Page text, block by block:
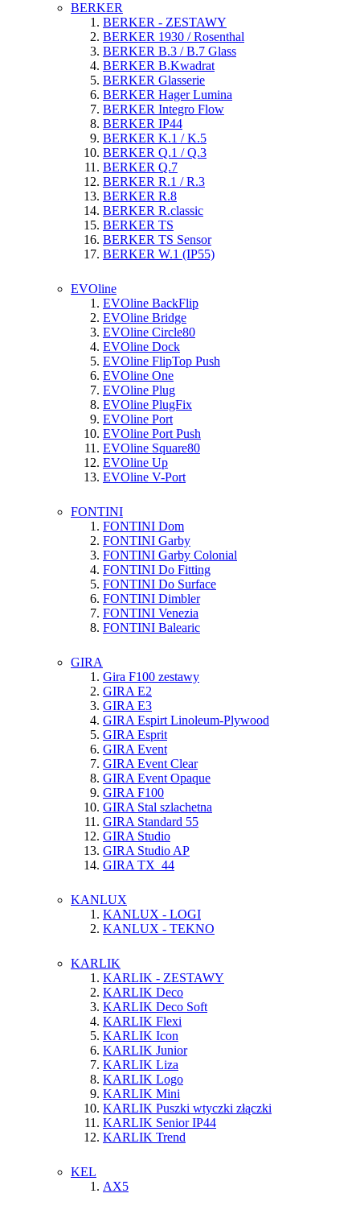
BERKER
BERKER - ZESTAWY
BERKER 1930 / Rosenthal
BERKER B.3 / B.7 Glass
BERKER B.Kwadrat
BERKER Glasserie
BERKER Hager Lumina
BERKER Integro Flow
BERKER IP44
BERKER K.1 / K.5
BERKER Q.1 / Q.3
BERKER Q.7
BERKER R.1 / R.3
BERKER R.8
BERKER R.classic
BERKER TS
BERKER TS Sensor
BERKER W.1 (IP55)
EVOline
EVOline BackFlip
EVOline Bridge
EVOline Circle80
EVOline Dock
EVOline FlipTop Push
EVOline One
EVOline Plug
EVOline PlugFix
EVOline Port
EVOline Port Push
EVOline Square80
EVOline Up
EVOline V-Port
FONTINI
FONTINI Dom
FONTINI Garby
FONTINI Garby Colonial
FONTINI Do Fitting
FONTINI Do Surface
FONTINI Dimbler
FONTINI Venezia
FONTINI Balearic
GIRA
Gira F100 zestawy
GIRA E2
GIRA E3
GIRA Espirt Linoleum-Plywood
GIRA Esprit
GIRA Event
GIRA Event Clear
GIRA Event Opaque
GIRA F100
GIRA Stal szlachetna
GIRA Standard 55
GIRA Studio
GIRA Studio AP
GIRA TX_44
KANLUX
KANLUX - LOGI
KANLUX - TEKNO
KARLIK
KARLIK - ZESTAWY
KARLIK Deco
KARLIK Deco Soft
KARLIK Flexi
KARLIK Icon
KARLIK Junior
KARLIK Liza
KARLIK Logo
KARLIK Mini
KARLIK Puszki wtyczki złączki
KARLIK Senior IP44
KARLIK Trend
KEL
AX5